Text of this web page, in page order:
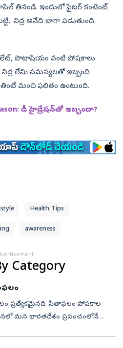
తినండి. ఇందులో ఫైబర్‌ కంటెంట్‌
నిద్ర అనేది బాగా పడుతుంది.
పొటాషియం వంటి పోషకాలు
లేమి సమస్యలతో ఇబ్బంది
మంచి ఫలితం ఉంటుంది.
డీ హైడ్రేషన్‌తో ఇబ్బందా?
Health Tips
awareness
Category
ప్రత్యేకమైనది. సీతాఫలం పోషకాల
మన భారతదేశం ప్రపంచంలోనే